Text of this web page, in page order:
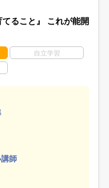
てること』 これが能開
自立学習
師